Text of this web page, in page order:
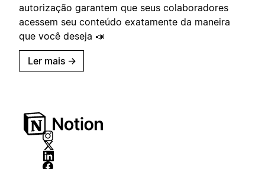
autorização garantem que seus colaboradores
acessem seu conteúdo exatamente da maneira
que você deseja 📣
Ler mais →